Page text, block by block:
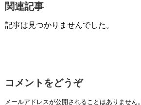
関連記事
記事は見つかりませんでした。
コメントをどうぞ
メールアドレスが公開されることはありません。